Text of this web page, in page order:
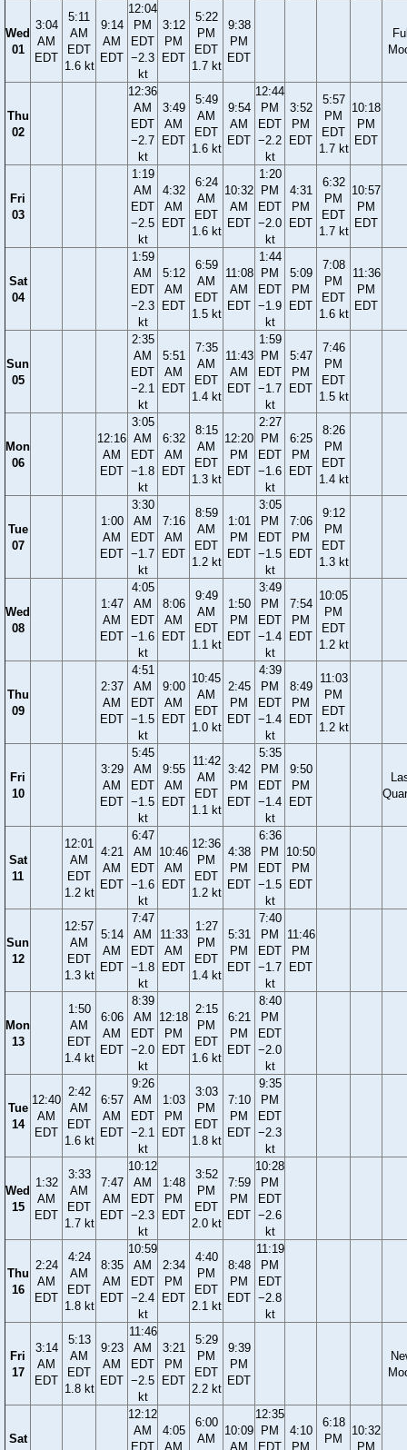
Wed
01
3:04
AM
EDT
5:11
AM
EDT
1.6 kt
9:14
AM
EDT
12:04
PM
EDT
−2.3
kt
3:12
PM
EDT
5:22
PM
EDT
1.7 kt
9:38
PM
EDT
Thu
02
12:36
AM
EDT
−2.7
kt
3:49
AM
EDT
5:49
AM
EDT
1.6 kt
9:54
AM
EDT
12:44
PM
EDT
−2.2
kt
3:52
PM
EDT
5:57
PM
EDT
1.7 kt
10:18
PM
EDT
Fri
03
1:19
AM
EDT
−2.5
kt
4:32
AM
EDT
6:24
AM
EDT
1.6 kt
10:32
AM
EDT
1:20
PM
EDT
−2.0
kt
4:31
PM
EDT
6:32
PM
EDT
1.7 kt
10:57
PM
EDT
Sat
04
1:59
AM
EDT
−2.3
kt
5:12
AM
EDT
6:59
AM
EDT
1.5 kt
11:08
AM
EDT
1:44
PM
EDT
−1.9
kt
5:09
PM
EDT
7:08
PM
EDT
1.6 kt
11:36
PM
EDT
Sun
05
2:35
AM
EDT
−2.1
kt
5:51
AM
EDT
7:35
AM
EDT
1.4 kt
11:43
AM
EDT
1:59
PM
EDT
−1.7
kt
5:47
PM
EDT
7:46
PM
EDT
1.5 kt
Mon
06
12:16
AM
EDT
3:05
AM
EDT
−1.8
kt
6:32
AM
EDT
8:15
AM
EDT
1.3 kt
12:20
PM
EDT
2:27
PM
EDT
−1.6
kt
6:25
PM
EDT
8:26
PM
EDT
1.4 kt
Tue
07
1:00
AM
EDT
3:30
AM
EDT
−1.7
kt
7:16
AM
EDT
8:59
AM
EDT
1.2 kt
1:01
PM
EDT
3:05
PM
EDT
−1.5
kt
7:06
PM
EDT
9:12
PM
EDT
1.3 kt
Wed
08
1:47
AM
EDT
4:05
AM
EDT
−1.6
kt
8:06
AM
EDT
9:49
AM
EDT
1.1 kt
1:50
PM
EDT
3:49
PM
EDT
−1.4
kt
7:54
PM
EDT
10:05
PM
EDT
1.2 kt
Thu
09
2:37
AM
EDT
4:51
AM
EDT
−1.5
kt
9:00
AM
EDT
10:45
AM
EDT
1.0 kt
2:45
PM
EDT
4:39
PM
EDT
−1.4
kt
8:49
PM
EDT
11:03
PM
EDT
1.2 kt
Fri
10
3:29
AM
EDT
5:45
AM
EDT
−1.5
kt
9:55
AM
EDT
11:42
AM
EDT
1.1 kt
3:42
PM
EDT
5:35
PM
EDT
−1.4
kt
9:50
PM
EDT
Sat
11
12:01
AM
EDT
1.2 kt
4:21
AM
EDT
6:47
AM
EDT
−1.6
kt
10:46
AM
EDT
12:36
PM
EDT
1.2 kt
4:38
PM
EDT
6:36
PM
EDT
−1.5
kt
10:50
PM
EDT
Sun
12
12:57
AM
EDT
1.3 kt
5:14
AM
EDT
7:47
AM
EDT
−1.8
kt
11:33
AM
EDT
1:27
PM
EDT
1.4 kt
5:31
PM
EDT
7:40
PM
EDT
−1.7
kt
11:46
PM
EDT
Mon
13
1:50
AM
EDT
1.4 kt
6:06
AM
EDT
8:39
AM
EDT
−2.0
kt
12:18
PM
EDT
2:15
PM
EDT
1.6 kt
6:21
PM
EDT
8:40
PM
EDT
−2.0
kt
Tue
14
12:40
AM
EDT
2:42
AM
EDT
1.6 kt
6:57
AM
EDT
9:26
AM
EDT
−2.1
kt
1:03
PM
EDT
3:03
PM
EDT
1.8 kt
7:10
PM
EDT
9:35
PM
EDT
−2.3
kt
Wed
15
1:32
AM
EDT
3:33
AM
EDT
1.7 kt
7:47
AM
EDT
10:12
AM
EDT
−2.3
kt
1:48
PM
EDT
3:52
PM
EDT
2.0 kt
7:59
PM
EDT
10:28
PM
EDT
−2.6
kt
Thu
16
2:24
AM
EDT
4:24
AM
EDT
1.8 kt
8:35
AM
EDT
10:59
AM
EDT
−2.4
kt
2:34
PM
EDT
4:40
PM
EDT
2.1 kt
8:48
PM
EDT
11:19
PM
EDT
−2.8
kt
Fri
17
3:14
AM
EDT
5:13
AM
EDT
1.8 kt
9:23
AM
EDT
11:46
AM
EDT
−2.5
kt
3:21
PM
EDT
5:29
PM
EDT
2.2 kt
9:39
PM
EDT
Sat
12:12
AM
EDT
4:05
AM
6:00
AM
10:09
AM
12:35
PM
EDT
4:10
PM
6:18
PM
10:32
PM